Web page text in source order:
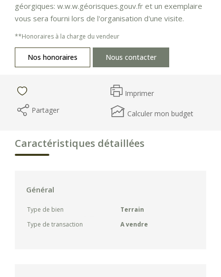
géorgiques: w.w.w.géorisques.gouv.fr et un exemplaire
vous sera fourni lors de l'organisation d'une visite.
**Honoraires à la charge du vendeur
Nos honoraires Nous contacter
Imprimer
Partager
Calculer mon budget
Caractéristiques détaillées
Général
Type de bien
Terrain
Type de transaction
A vendre